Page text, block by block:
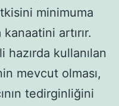
minimuma
artırır.
hazırda kullanılan
mevcut olması,
tedirginliğini